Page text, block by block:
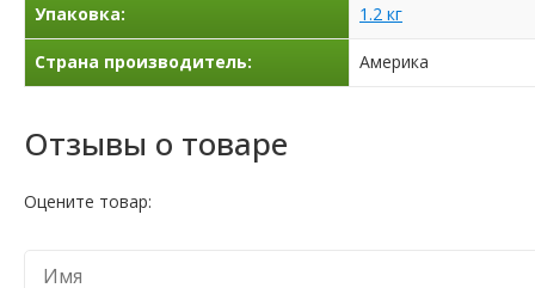
Упаковка: 1.2 кг
Страна производитель: Америка
Отзывы о товаре
Оцените товар: